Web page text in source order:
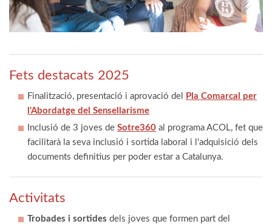
Fets destacats 2025
Finalització, presentació i aprovació del
Pla Comarcal per
l'Abordatge del Sensellarisme
Inclusió de 3 joves de Sotre360 al programa ACOL, fet que
facilitarà la seva inclusió i sortida laboral i l'adquisició dels
documents definitius per poder estar a Catalunya.
Activitats
Trobades i sortides dels joves que formen part del